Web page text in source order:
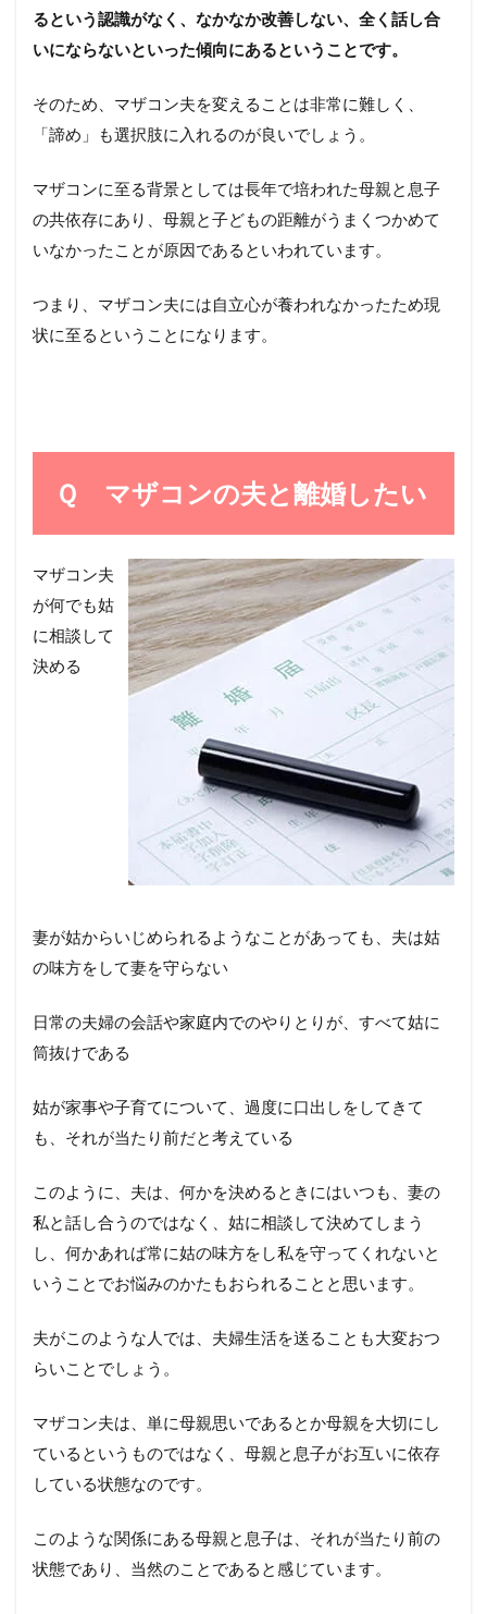
るという認識がなく、なかなか改善しない、全く話し合
いにならないといった傾向にあるということです。
そのため、マザコン夫を変えることは非常に難しく、
「諦め」も選択肢に入れるのが良いでしょう。
マザコンに至る背景としては長年で培われた母親と息子
の共依存にあり、母親と子どもの距離がうまくつかめて
いなかったことが原因であるといわれています。
つまり、マザコン夫には自立心が養われなかったため現
状に至るということになります。
Ｑ マザコンの夫と離婚したい
マザコン夫
が何でも姑
に相談して
決める
妻が姑からいじめられるようなことがあっても、夫は姑
の味方をして妻を守らない
日常の夫婦の会話や家庭内でのやりとりが、すべて姑に
筒抜けである
姑が家事や子育てについて、過度に口出しをしてきて
も、それが当たり前だと考えている
このように、夫は、何かを決めるときにはいつも、妻の
私と話し合うのではなく、姑に相談して決めてしまう
し、何かあれば常に姑の味方をし私を守ってくれないと
いうことでお悩みのかたもおられることと思います。
夫がこのような人では、夫婦生活を送ることも大変おつ
らいことでしょう。
マザコン夫は、単に母親思いであるとか母親を大切にし
ているというものではなく、母親と息子がお互いに依存
している状態なのです。
このような関係にある母親と息子は、それが当たり前の
状態であり、当然のことであると感じています。